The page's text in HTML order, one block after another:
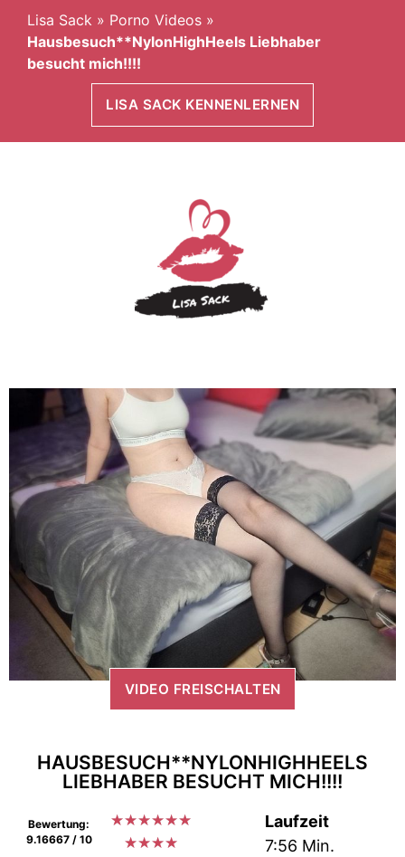
Lisa Sack » Porno Videos »
Hausbesuch**NylonHighHeels Liebhaber
besucht mich!!!!
LISA SACK KENNENLERNEN
VIDEO FREISCHALTEN
HAUSBESUCH**NYLONHIGHHEELS
LIEBHABER BESUCHT MICH!!!!
Bewertung:
9.16667 / 10
★★★★★★
★★★★
Laufzeit
7:56 Min.